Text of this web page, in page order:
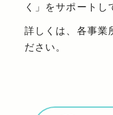
く」をサポートし
詳しくは、各事業
ださい。